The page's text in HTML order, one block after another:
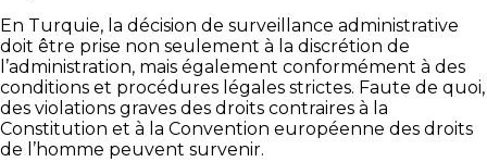
En Turquie, la décision de surveillance administrative
doit être prise non seulement à la discrétion de
l’administration, mais également conformément à des
conditions et procédures légales strictes. Faute de quoi,
des violations graves des droits contraires à la
Constitution et à la Convention européenne des droits
de l’homme peuvent survenir.